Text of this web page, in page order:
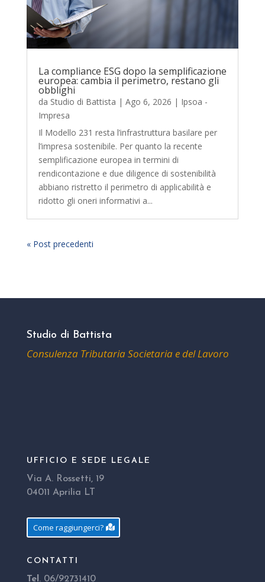
La compliance ESG dopo la semplificazione
europea: cambia il perimetro, restano gli
obblighi
da Studio di Battista | Ago 6, 2026 | Ipsoa -
Impresa
Il Modello 231 resta l’infrastruttura basilare per
l’impresa sostenibile. Per quanto la recente
semplificazione europea in termini di
rendicontazione e due diligence di sostenibilità
abbiano ristretto il perimetro di applicabilità e
ridotto gli oneri informativi a...
« Post precedenti
Studio di Battista
Consulenza Tributaria Societaria e del Lavoro
UFFICIO E SEDE LEGALE
Via A. Rossetti, 19
04011 Aprilia LT
Come raggiungerci?
CONTATTI
Tel . 06/92731410